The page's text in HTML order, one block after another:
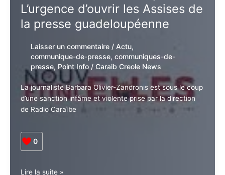
: L’urgence d’ouvrir les Assises
de la presse guadeloupéenne
Laisser un commentaire / Actu,
communique-de-presse, communiques-
de-presse,Point Info/Caraib Creole
News
La journaliste Barbara Olivier-Zandronis est sous le
coup d’une sanction infâme et violente prise par la
0